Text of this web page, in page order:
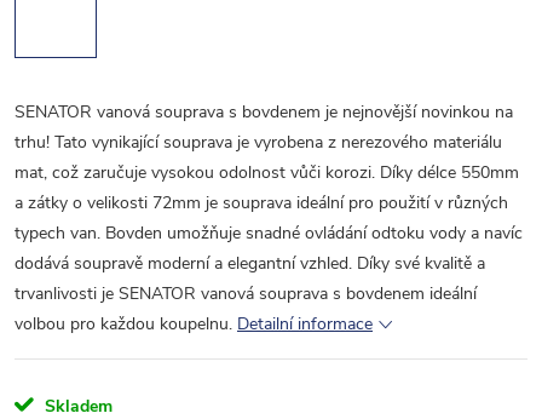
SENATOR vanová souprava s bovdenem je nejnovější novinkou na
trhu! Tato vynikající souprava je vyrobena z nerezového materiálu
mat, což zaručuje vysokou odolnost vůči korozi. Díky délce 550mm
a zátky o velikosti 72mm je souprava ideální pro použití v různých
typech van. Bovden umožňuje snadné ovládání odtoku vody a navíc
dodává soupravě moderní a elegantní vzhled. Díky své kvalitě a
trvanlivosti je SENATOR vanová souprava s bovdenem ideální
volbou pro každou koupelnu. Detailní informace
Skladem